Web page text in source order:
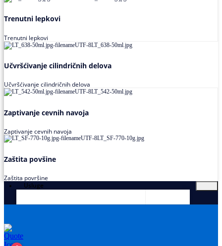
Trenutni lepkovi
Trenutni lepkovi
Učvršćivanje cilindričnih delova
Učvršćivanje cilindričnih delova
Zaptivanje cevnih navoja
Zaptivanje cevnih navoja
Zaštita povšine
Zaštita površine
Usluge